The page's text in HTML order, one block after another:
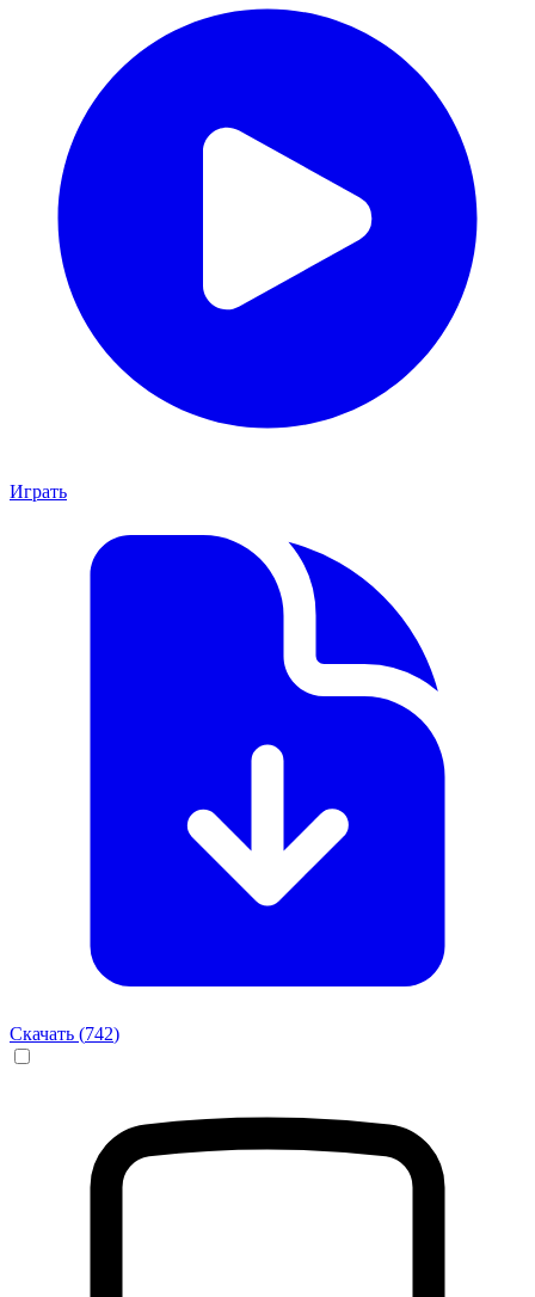
Играть
Скачать (742)